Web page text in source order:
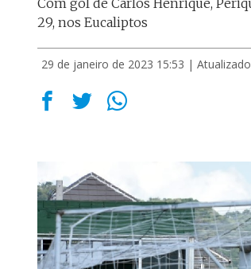
Com gol de Carlos Henrique,
29, nos Eucaliptos
29 de janeiro de 2023 15:53 |